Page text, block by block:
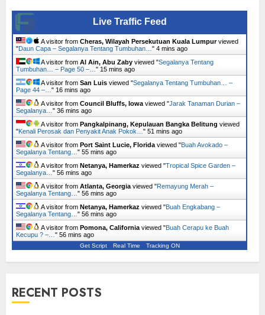
Live Traffic Feed
A visitor from Cheras, Wilayah Persekutuan Kuala Lumpurviewed
"Daun Capa – Segalanya Tentang Tumbuhan…" 4 mins ago
A visitor from Al Ain, Abu Zaby viewed "Segalanya Tentang
Tumbuhan… – Page 50 –…" 16 mins ago
A visitor from San Luis viewed "Segalanya Tentang Tumbuhan… –
Page 44 –…" 16 mins ago
A visitor from Council Bluffs, Iowaviewed "Jarak Tanaman Durian –
Segalanya…" 36 mins ago
A visitor from Pangkalpinang, Kepulauan Bangka Belitung viewed
"Kenali Perosak dan Penyakit Anak Pokok…" 51 mins ago
A visitor from Port Saint Lucie, Floridaviewed "Buah Avokado –
Segalanya Tentang…" 55 mins ago
A visitor from Netanya, Hamerkaz viewed "Tropical Spice Garden –
Segalanya…" 56 mins ago
A visitor from Atlanta, Georgiaviewed "Remayung Merah –
Segalanya Tentang…" 56 mins ago
A visitor from Netanya, Hamerkaz viewed "Buah Engkabang –
Segalanya Tentang…" 56 mins ago
A visitor from Pomona, Californiaviewed "Buah Cerapu ke Buah
Kecupu ? –…" 56 mins ago
Get Script Real Time Tracking ON
RECENT POSTS